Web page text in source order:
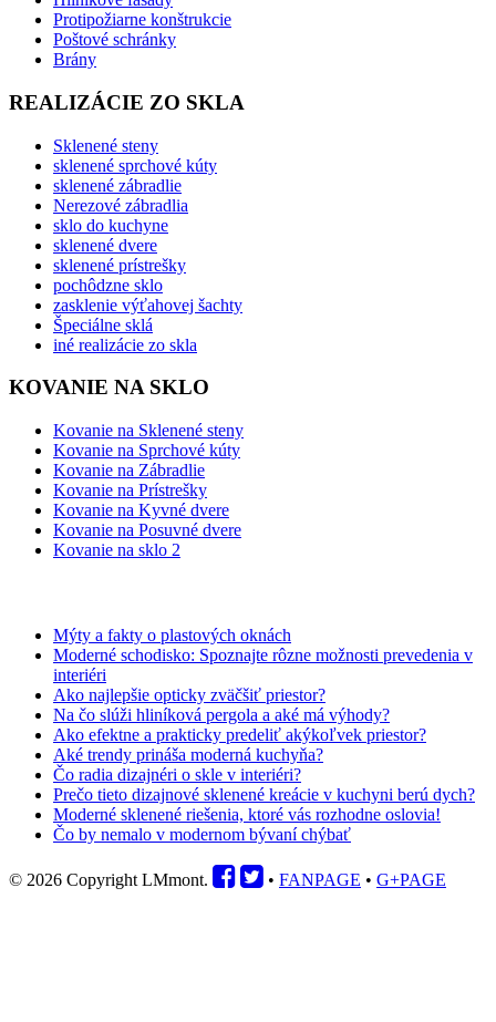
Protipožiarne konštrukcie
Poštové schránky
Brány
REALIZÁCIE ZO SKLA
Sklenené steny
sklenené sprchové kúty
sklenené zábradlie
Nerezové zábradlia
sklo do kuchyne
sklenené dvere
sklenené prístrešky
pochôdzne sklo
zasklenie výťahovej šachty
Špeciálne sklá
iné realizácie zo skla
KOVANIE NA SKLO
Kovanie na Sklenené steny
Kovanie na Sprchové kúty
Kovanie na Zábradlie
Kovanie na Prístrešky
Kovanie na Kyvné dvere
Kovanie na Posuvné dvere
Kovanie na sklo 2
Mýty a fakty o plastových oknách
Moderné schodisko: Spoznajte rôzne možnosti prevedenia v
interiéri
Ako najlepšie opticky zväčšiť priestor?
Na čo slúži hliníková pergola a aké má výhody?
Ako efektne a prakticky predeliť akýkoľvek priestor?
Aké trendy prináša moderná kuchyňa?
Čo radia dizajnéri o skle v interiéri?
Prečo tieto dizajnové sklenené kreácie v kuchyni berú dych?
Moderné sklenené riešenia, ktoré vás rozhodne oslovia!
Čo by nemalo v modernom bývaní chýbať
© 2026 Copyright LMmont. • FANPAGE • G+PAGE